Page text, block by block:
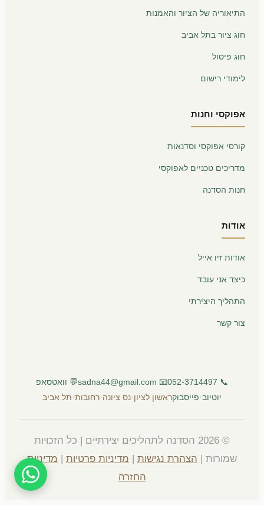
התיאוריה של הציור והאמנות
חוג ציור בתל אביב
חוג פיסול
לימודי רישום
אפוקסי וחנות
קורסי אפוקסי וסדנאות
מדריכים טכניים לאפוקסי
חנות הסדנה
אודות
אודות זיו אייל
כיצד אני עובד
התהליך היצירתי
צור קשר
📞 052-3714497
📧 sadna44@gmail.com
💬 וואטסאפ
יוטיוב·פייסבוקראשון לציון·נס ציונה·רחובות·תל אביב
© 2026 הסדנה לתהליכים יצירתיים | כל הזכויות
שמורות | הצהרת נגישות מדיניות פרטיות
מדיניות
החזרה